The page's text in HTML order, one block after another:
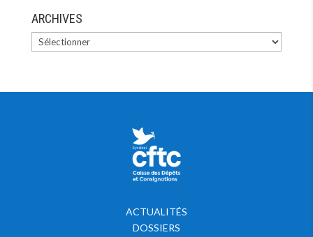
ARCHIVES
ACTUALITÉS
DOSSIERS